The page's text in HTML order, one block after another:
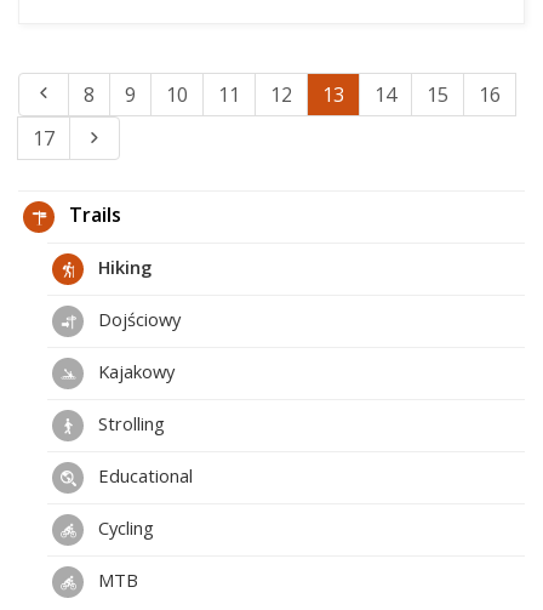
8 9 10 11 12 13 14 15
16
17
Trails
Hiking
Dojściowy
Kajakowy
Strolling
Educational
Cycling
MTB